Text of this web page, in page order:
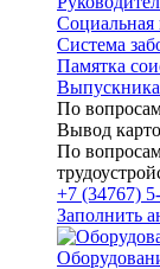
Cоциальная
Система
Памятка
По
Вывод
По
+7 (34767)
Заполнить